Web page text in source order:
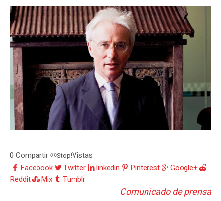
0 Compartir Stop!Vistas
Facebook
Twitter linkedin Pinterest
Google+
Reddit
Mix Tumblr
Comunicado de prensa